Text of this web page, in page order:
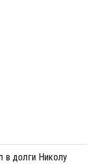
в долги Николу